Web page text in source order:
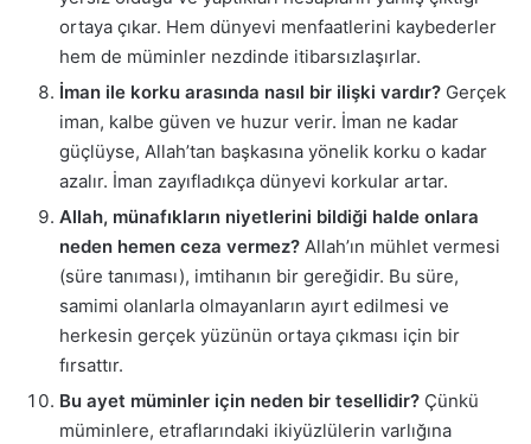
ortaya çıkar. Hem dünyevi menfaatlerini kaybederler
hem de müminler nezdinde itibarsızlaşırlar.
İman ile korku arasında nasıl bir ilişki vardır? Gerçek
iman, kalbe güven ve huzur verir. İman ne kadar
güçlüyse, Allah’tan başkasına yönelik korku o kadar
azalır. İman zayıfladıkça dünyevi korkular artar.
Allah, münafıkların niyetlerini bildiği halde onlara
neden hemen ceza vermez? Allah’ın mühlet vermesi
(süre tanıması), imtihanın bir gereğidir. Bu süre,
samimi olanlarla olmayanların ayırt edilmesi ve
herkesin gerçek yüzünün ortaya çıkması için bir
fırsattır.
Bu ayet müminler için neden bir tesellidir? Çünkü
müminlere, etraflarındaki ikiyüzlülerin varlığına